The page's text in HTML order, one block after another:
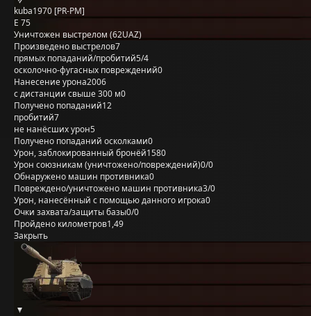
kuba1970 [PR-PM]
E 75
Уничтожен выстрелом (62UAZ)
Произведено выстрелов7
прямых попаданий/пробитий5/4
осколочно-фугасных повреждений0
Нанесение урона2006
с дистанции свыше 300 м0
Получено попаданий12
пробитий7
не нанёсших урон5
Получено попаданий осколками0
Урон, заблокированный бронёй1580
Урон союзникам (уничтожено/повреждений)0/0
Обнаружено машин противника0
Повреждено/уничтожено машин противника3/0
Урон, нанесённый с помощью данного игрока0
Очки захвата/защиты базы0/0
Пройдено километров1,49
Закрыть